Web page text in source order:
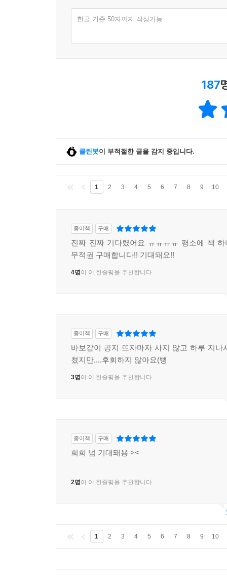
한글 기준 50자까지 작성가능
187
클린봇이 부적절한 글을 감지 중입니다.
1 2 3 4 5 6 7 8 9 10
종이책 구매
진짜 진짜 기다렸어요 ㅠㅠㅠㅠ 평소에 책
무적권 구매합니다!! 기대돼요!!
4명이 이 한줄평을 추천합니다.
종이책 구매
바보같이 공지 뜨자마자 사지 않고 하루 지나
쳤지만....후회하지 않아요(뻥
3명이 이 한줄평을 추천합니다.
종이책 구매
희희 넘 기대돼용 ><
2명이 이 한줄평을 추천합니다.
1 2 3 4 5 6 7 8 9 10